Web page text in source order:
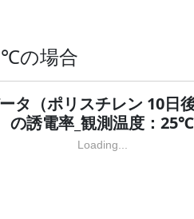
の場合
タ（ポリスチレン 10日
の誘電率_観測温度：25℃
Loading...